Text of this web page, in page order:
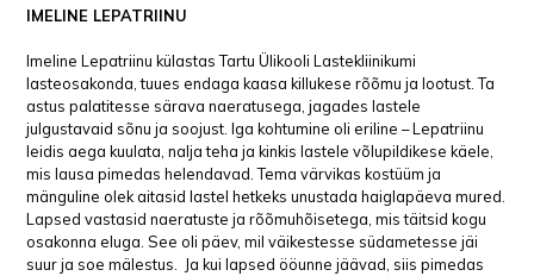
IMELINE LEPATRIINU
Imeline Lepatriinu külastas Tartu Ülikooli Lastekliinikumi
lasteosakonda, tuues endaga kaasa killukese rõõmu ja lootust. Ta
astus palatitesse särava naeratusega, jagades lastele
julgustavaid sõnu ja soojust. Iga kohtumine oli eriline – Lepatriinu
leidis aega kuulata, nalja teha ja kinkis lastele võlupildikese käele,
mis lausa pimedas helendavad. Tema värvikas kostüüm ja
mänguline olek aitasid lastel hetkeks unustada haiglapäeva mured.
Lapsed vastasid naeratuste ja rõõmuhõisetega, mis täitsid kogu
osakonna eluga. See oli päev, mil väikestesse südametesse jäi
suur ja soe mälestus. Ja kui lapsed ööunne jäävad, siis pimedas